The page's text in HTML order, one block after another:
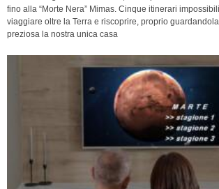
fino alla “Morte Nera” Mimas. Cinque itinerari
viaggiare oltre la Terra e riscoprire, proprio
preziosa la nostra unica casa